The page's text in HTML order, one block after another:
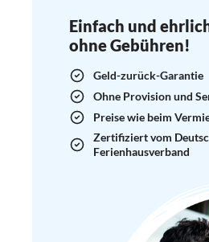
Einfach und
ohne Gebühren!
Geld-zurück-Garantie
Ohne Provision und
Preise wie beim
Zertifiziert vom
Ferienhausverband